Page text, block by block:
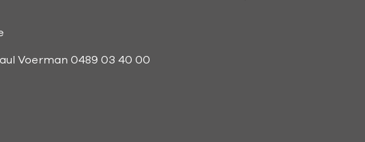
Voerman 0489 03 40 00